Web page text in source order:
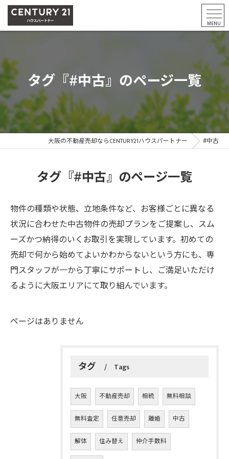
タグ『#中古』のページ一覧
大阪の不動産売却ならCENTURY21ハウスパートナー #中古
タグ『#中古』のページ一覧
物件の種類や状態、立地条件など、お客様ごとに異なる
状況に合わせた中古物件の売却プランをご提案し、スム
ーズかつ納得のいくお取引を実現しています。初めての
売却で何から始めてよいかわからないという方にも、専
門スタッフが一から丁寧にサポートし、ご満足いただけ
るように大阪エリアにて取り組んでいます。
ページはありません
タグ Tags
大阪 不動産売却 相続 無料相談
無料査定 任意売却 離婚 中古
解体 住み替え 仲介手数料